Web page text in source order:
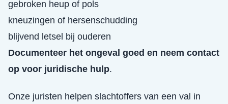
gebroken heup of pols
kneuzingen of hersenschudding
blijvend letsel bij ouderen
Documenteer het ongeval goed en neem contact
op voor juridische hulp.
Onze juristen helpen slachtoffers van een val in